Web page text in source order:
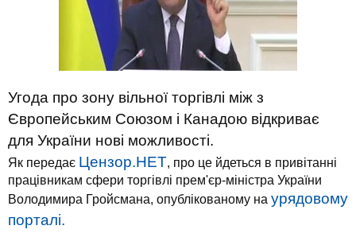
Угода про зону вільної торгівлі між з
Європейським Союзом і Канадою відкриває
для України нові можливості.
Як передає Цензор.НЕТ, про це йдеться в привітанні
працівникам сфери торгівлі прем'єр-міністра України
Володимира Гройсмана, опублікованому на урядовому
порталі.